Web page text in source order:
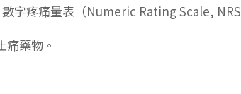
數字疼痛量表（Numeric Rating Scale, NRS
藥物。